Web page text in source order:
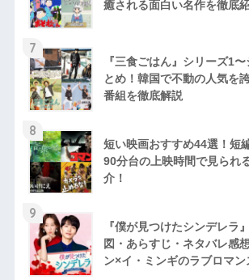
癒される面白い名作を徹底
7
『三食ごはん』シリーズ1
とめ！韓国で不動の人気を
番組を徹底解説
8
短い映画おすすめ44選！短
90分台の上映時間で見られ
介！
9
『僕が見つけたシンデレラ
図・あらすじ・ネタバレ感
ン×イ・ミンギのラブロマン